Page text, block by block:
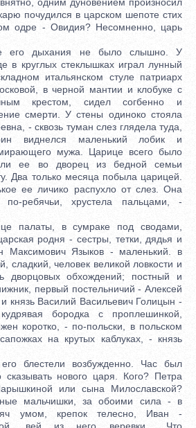
почудился в царском шепоте стих
одре - Овидия? Несомненно, царь
дыхания не было слышно. У
в круглых стеклышках играл лунный
итальянском стуле патриарх
в черной мантии и клобуке с
крестом, сидел согбенно и
смерти. У стены одиноко стояла
- сквозь туман слез глядела туда,
виднелся маленький лобик и
мужа. Царице всего было
ее во дворец из бедной семьи
Два только месяца побыла царицей.
ее личико распухло от слез. Она
по-ребячьи, хрустела пальцами, -
в сумраке под сводами,
родня - сестры, тетки, дядья и
Максимович Языков - маленький. в
сладкий, человек великой ловкости и
дворцовых обхождений; постный и
первый постельничий - Алексей
князь Василий Васильевич Голицын -
бородка с проплешинкой,
коротко, - по-польски, в польском
на крутых каблуках, - князь
возбужденно. Час был
нового царя. Кого? Петра
или сына Милославской?
мальчишки, за обоими сила - в
умом, крепок телесно, Иван -
вей из него веревки... Что